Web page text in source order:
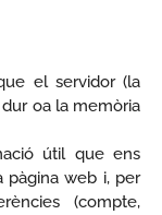
el servidor (la
dur oa la memòria
útil que ens
pàgina web i, per
(compte,